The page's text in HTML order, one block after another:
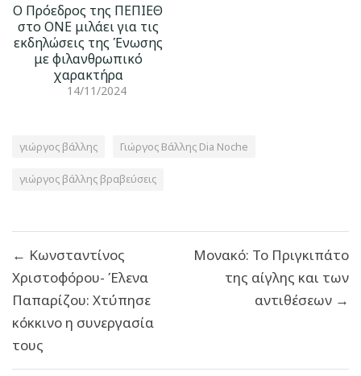
Ο Πρόεδρος της ΠΕΠΙΕΘ
στο ONE μιλάει για τις
εκδηλώσεις της Ένωσης
με φιλανθρωπικό
χαρακτήρα
14/11/2024
γιώργος βάλλης Γιώργος Βάλλης Dia Noche
γιώργος βάλλης βραβεύσεις
άρθρων
← Κωνσταντίνος
Χριστοφόρου- Έλενα
Παπαρίζου: Χτύπησε
κόκκινο η συνεργασία
τους
Μονακό: Το Πριγκιπάτο
της αίγλης και των
αντιθέσεων →